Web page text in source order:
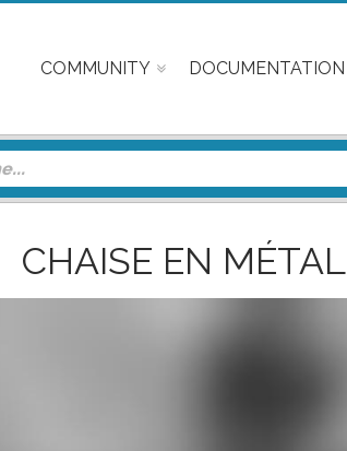
COMMUNITY DOCUMENTATION
CHAISE EN MÉTAL